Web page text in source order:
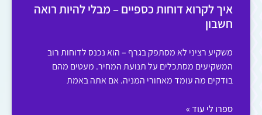
איך לקרוא דוחות כספיים – מבלי להיות רואה
חשבון
משקיע רציני לא מסתפק בגרף – הוא נכנס לדוחות רוב
המשקיעים מסתכלים על תנועת המחיר. מעטים מהם
בודקים מה עומד מאחורי המניה. אם אתה באמת
ספרו לי עוד »